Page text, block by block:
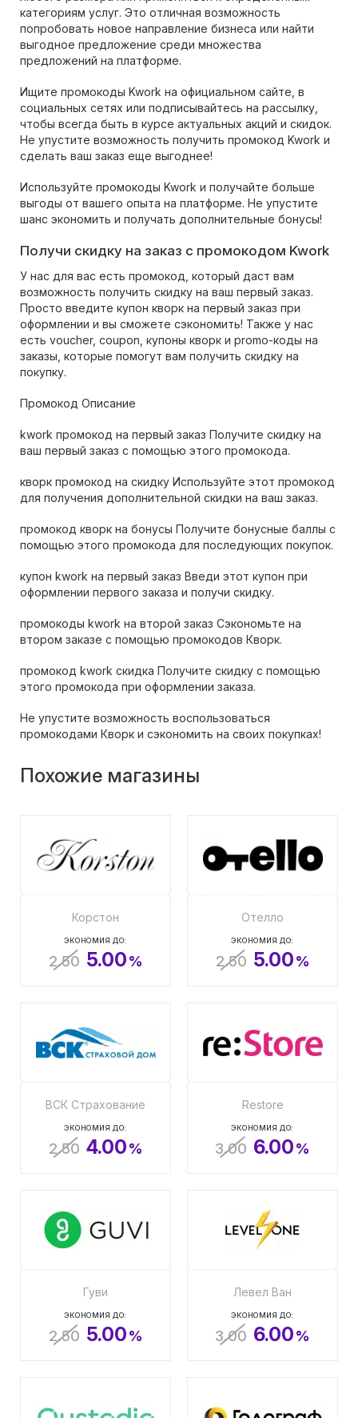
категориям услуг. Это отличная возможность
попробовать новое направление бизнеса или найти
выгодное предложение среди множества
предложений на платформе.
Ищите промокоды Kwork на официальном сайте, в
социальных сетях или подписывайтесь на рассылку,
чтобы всегда быть в курсе актуальных акций и скидок.
Не упустите возможность получить промокод Kwork и
сделать ваш заказ еще выгоднее!
Используйте промокоды Kwork и получайте больше
выгоды от вашего опыта на платформе. Не упустите
шанс экономить и получать дополнительные бонусы!
Получи скидку на заказ с промокодом Kwork
У нас для вас есть промокод, который даст вам
возможность получить скидку на ваш первый заказ.
Просто введите купон кворк на первый заказ при
оформлении и вы сможете сэкономить! Также у нас
есть voucher, coupon, купоны кворк и promo-коды на
заказы, которые помогут вам получить скидку на
покупку.
Промокод Описание
kwork промокод на первый заказ Получите скидку на
ваш первый заказ с помощью этого промокода.
кворк промокод на скидку Используйте этот промокод
для получения дополнительной скидки на ваш заказ.
промокод кворк на бонусы Получите бонусные баллы с
помощью этого промокода для последующих покупок.
купон kwork на первый заказ Введи этот купон при
оформлении первого заказа и получи скидку.
промокоды kwork на второй заказ Сэкономьте на
втором заказе с помощью промокодов Кворк.
промокод kwork скидка Получите скидку с помощью
этого промокода при оформлении заказа.
Не упустите возможность воспользоваться
промокодами Кворк и сэкономить на своих покупках!
Похожие магазины
Корстон
ЭКОНОМИЯ ДО:
2.50 5.00%
Отелло
ЭКОНОМИЯ ДО:
2.50 5.00%
ВСК Страхование
ЭКОНОМИЯ ДО:
2.50 4.00%
Restore
ЭКОНОМИЯ ДО:
3.00 6.00%
Гуви
ЭКОНОМИЯ ДО:
2.50 5.00%
Левел Ван
ЭКОНОМИЯ ДО:
3.00 6.00%